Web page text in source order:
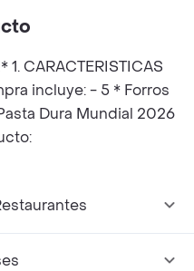
1. CARACTERISTICAS
incluye: - 5 * Forros
Dura Mundial 2026